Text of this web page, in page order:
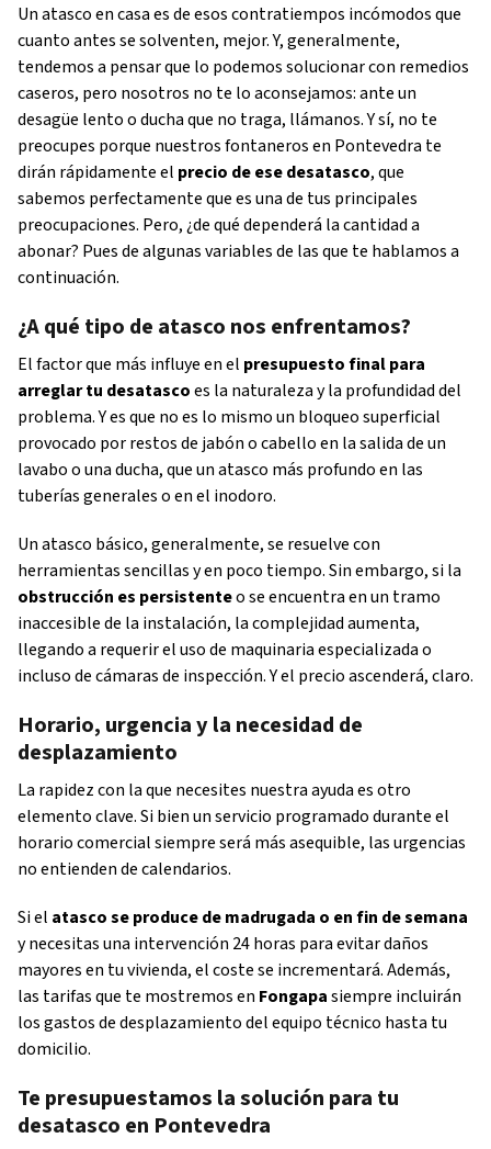
Un atasco en casa es de esos contratiempos incómodos que
cuanto antes se solventen, mejor. Y, generalmente,
tendemos a pensar que lo podemos solucionar con remedios
caseros, pero nosotros no te lo aconsejamos: ante un
desagüe lento o ducha que no traga, llámanos. Y sí, no te
preocupes porque nuestros fontaneros en Pontevedra te
dirán rápidamente el precio de ese desatasco, que
sabemos perfectamente que es una de tus principales
preocupaciones. Pero, ¿de qué dependerá la cantidad a
abonar? Pues de algunas variables de las que te hablamos a
continuación.
¿A qué tipo de atasco nos enfrentamos?
El factor que más influye en el presupuesto final para
arreglar tu desatascoes la naturaleza y la profundidad del
problema. Y es que no es lo mismo un bloqueo superficial
provocado por restos de jabón o cabello en la salida de un
lavabo o una ducha, que un atasco más profundo en las
tuberías generales o en el inodoro.
Un atasco básico, generalmente, se resuelve con
herramientas sencillas y en poco tiempo. Sin embargo, si la
obstrucción es persistenteo se encuentra en un tramo
inaccesible de la instalación, la complejidad aumenta,
llegando a requerir el uso de maquinaria especializada o
incluso de cámaras de inspección. Y el precio ascenderá, claro.
Horario, urgencia y la necesidad de
desplazamiento
La rapidez con la que necesites nuestra ayuda es otro
elemento clave. Si bien un servicio programado durante el
horario comercial siempre será más asequible, las urgencias
no entienden de calendarios.
Si el atasco se produce de madrugada o en fin de semana
y necesitas una intervención 24 horas para evitar daños
mayores en tu vivienda, el coste se incrementará. Además,
las tarifas que te mostremos en Fongapasiempre incluirán
los gastos de desplazamiento del equipo técnico hasta tu
domicilio.
Te presupuestamos la solución para tu
desatasco en Pontevedra